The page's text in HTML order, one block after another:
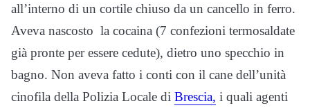
all’interno di un cortile chiuso da un cancello in ferro.
Aveva nascosto la cocaina (7 confezioni termosaldate
già pronte per essere cedute), dietro uno specchio in
bagno. Non aveva fatto i conti con il cane dell’unità
cinofila della Polizia Locale di Brescia, i quali agenti